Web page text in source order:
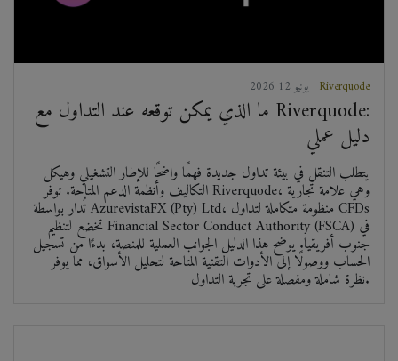
2026 يونيو 12 Riverquode
ما الذي يمكن توقعه عند التداول مع Riverquode:
دليل عملي
يتطلب التنقل في بيئة تداول جديدة فهمًا واضحًا للإطار التشغيلي وهيكل
التكاليف وأنظمة الدعم المتاحة. توفر Riverquode، وهي علامة تجارية
تُدار بواسطة AzurevistaFX (Pty) Ltd، منظومة متكاملة لتداول CFDs
تخضع لتنظيم Financial Sector Conduct Authority (FSCA) في
جنوب أفريقيا. يوضح هذا الدليل الجوانب العملية للمنصة، بدءًا من تسجيل
الحساب ووصولًا إلى الأدوات التقنية المتاحة لتحليل الأسواق، مما يوفر
نظرة شاملة ومفصلة على تجربة التداول.